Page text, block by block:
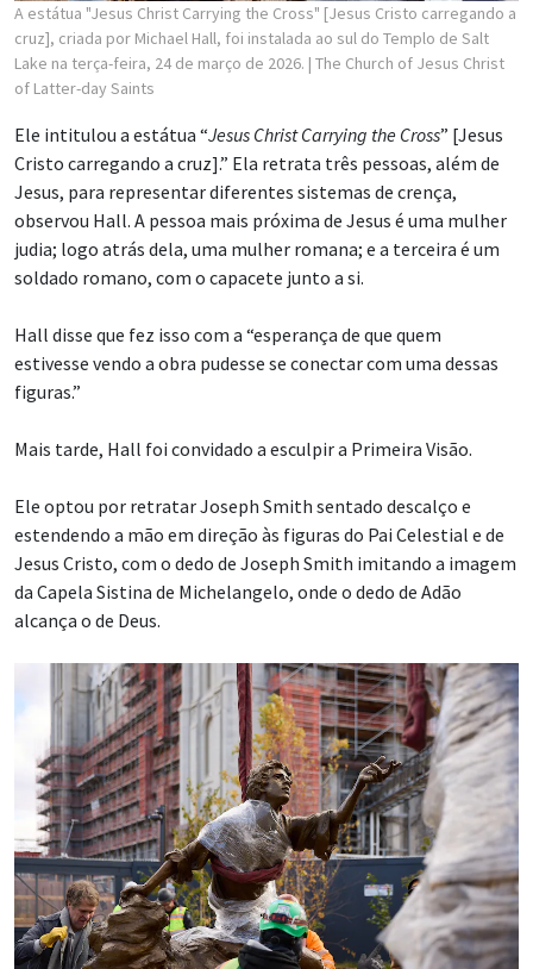
A estátua "Jesus Christ Carrying the Cross" [Jesus Cristo carregando a
cruz], criada por Michael Hall, foi instalada ao sul do Templo de Salt
Lake na terça-feira, 24 de março de 2026. | The Church of Jesus Christ
of Latter-day Saints
Ele intitulou a estátua “Jesus Christ Carrying the Cross” [Jesus
Cristo carregando a cruz].” Ela retrata três pessoas, além de
Jesus, para representar diferentes sistemas de crença,
observou Hall. A pessoa mais próxima de Jesus é uma mulher
judia; logo atrás dela, uma mulher romana; e a terceira é um
soldado romano, com o capacete junto a si.
Hall disse que fez isso com a “esperança de que quem
estivesse vendo a obra pudesse se conectar com uma dessas
figuras.”
Mais tarde, Hall foi convidado a esculpir a Primeira Visão.
Ele optou por retratar Joseph Smith sentado descalço e
estendendo a mão em direção às figuras do Pai Celestial e de
Jesus Cristo, com o dedo de Joseph Smith imitando a imagem
da Capela Sistina de Michelangelo, onde o dedo de Adão
alcança o de Deus.